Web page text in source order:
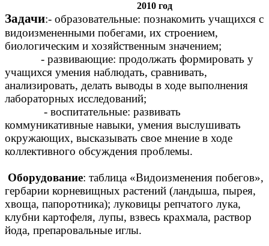
2010 год
Задачи:- образовательные: познакомить учащихся с
видоизмененными побегами, их строением,
биологическим и хозяйственным значением;
- развивающие: продолжать формировать у
учащихся умения наблюдать, сравнивать,
анализировать, делать выводы в ходе выполнения
лабораторных исследований;
- воспитательные: развивать
коммуникативные навыки, умения выслушивать
окружающих, высказывать свое мнение в ходе
коллективного обсуждения проблемы.
Оборудование: таблица «Видоизменения побегов»,
гербарии корневищных растений (ландыша, пырея,
хвоща, папоротника); луковицы репчатого лука,
клубни картофеля, лупы, взвесь крахмала, раствор
йода, препаровальные иглы.